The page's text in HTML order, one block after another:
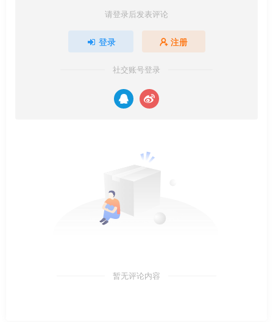
请登录后发表评论
登录 注册
社交账号登录
暂无评论内容